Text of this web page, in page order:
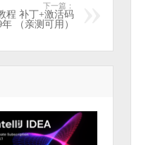
下一篇：
程 补丁+激活码
（亲测可用）